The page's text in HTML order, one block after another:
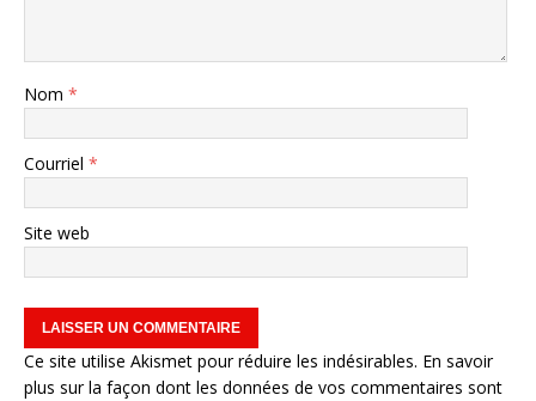
Nom *
Courriel *
Site web
Ce site utilise Akismet pour réduire les indésirables. En savoir
plus sur la façon dont les données de vos commentaires sont